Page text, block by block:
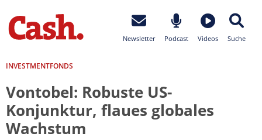
Newsletter Podcast Videos Suche
INVESTMENTFONDS
Vontobel: Robuste US-
Konjunktur, flaues globales
Wachstum